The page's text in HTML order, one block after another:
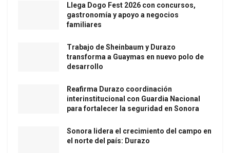
Llega Dogo Fest 2026 con concursos,
gastronomía y apoyo a negocios
familiares
Trabajo de Sheinbaum y Durazo
transforma a Guaymas en nuevo polo de
desarrollo
Reafirma Durazo coordinación
interinstitucional con Guardia Nacional
para fortalecer la seguridad en Sonora
Sonora lidera el crecimiento del campo en
el norte del país: Durazo